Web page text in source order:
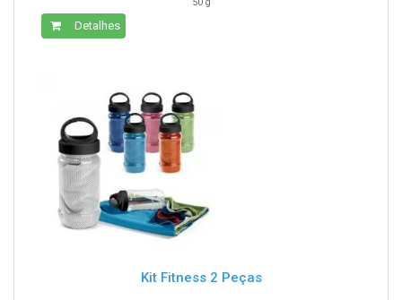
Detalhes
Kit Fitness 2 Peças